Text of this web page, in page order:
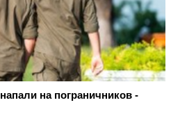
на пограничников -